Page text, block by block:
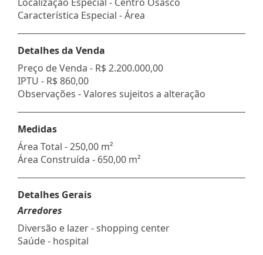
Característica Especial - Área
Detalhes da Venda
Preço de Venda - R$ 2.200.000,00
IPTU - R$ 860,00
Observações - Valores sujeitos a alteração
Medidas
Área Total - 250,00 m²
Área Construída - 650,00 m²
Detalhes Gerais
Arredores
Diversão e lazer - shopping center
Saúde - hospital